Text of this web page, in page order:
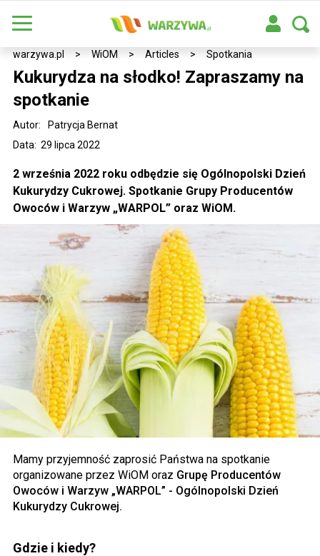
warzywa.pl > WiOM > Articles > Spotkania
Kukurydza na słodko! Zapraszamy na
spotkanie
Data: 29 lipca 2022
Autor: Patrycja Bernat
2 września 2022 roku odbędzie się Ogólnopolski Dzień
Kukurydzy Cukrowej. Spotkanie Grupy Producentów
Owoców i Warzyw „WARPOL” oraz WiOM.
Mamy przyjemność zaprosić Państwa na spotkanie
organizowane przez WiOM oraz Grupę Producentów
Owoców i Warzyw „WARPOL” - Ogólnopolski Dzień
Kukurydzy Cukrowej.
Gdzie i kiedy?